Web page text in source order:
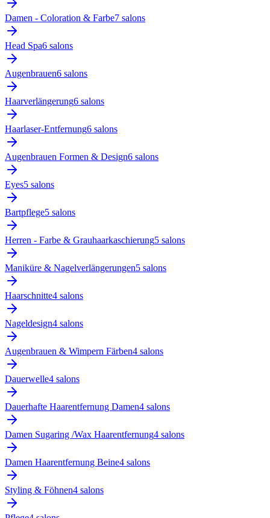
Damen - Coloration & Farbe7 salons
Head Spa6 salons
Augenbrauen6 salons
Haarverlängerung6 salons
Haarlaser-Entfernung6 salons
Augenbrauen Formen & Design6 salons
Eyes5 salons
Bartpflege5 salons
Herren - Farbe & Grauhaarkaschierung5 salons
Maniküre & Nagelverlängerungen5 salons
Haarschnitte4 salons
Nageldesign4 salons
Augenbrauen & Wimpern Färben4 salons
Dauerwelle4 salons
Dauerhafte Haarentfernung Damen4 salons
Damen Sugaring /Wax Haarentfernung4 salons
Damen Haarentfernung Beine4 salons
Styling & Föhnen4 salons